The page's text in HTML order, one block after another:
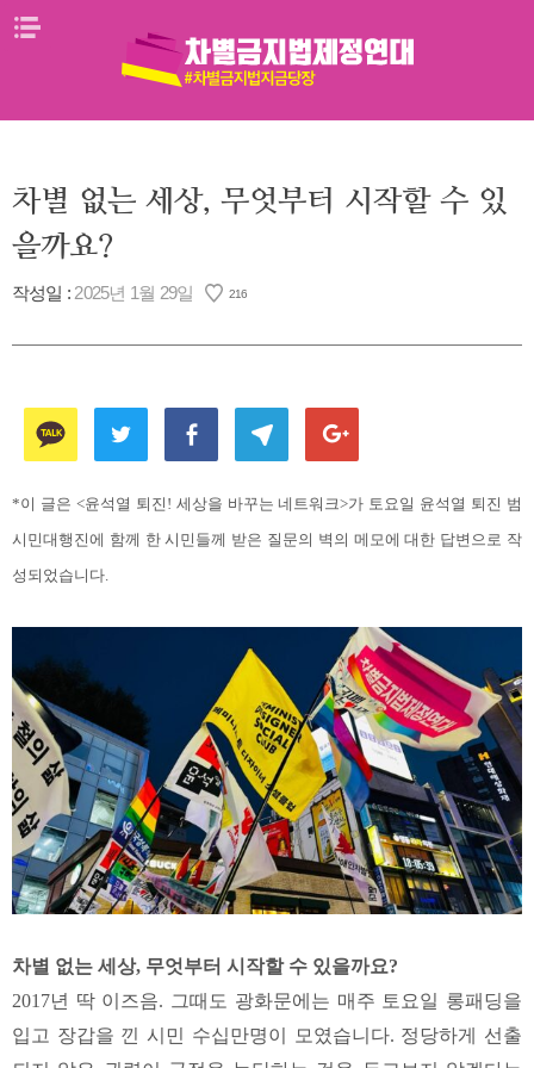
Skip
차별 없는 세상, 무엇부터 시작할 수 있
을까요?
작성일 : 2025년 1월 29일 216
*이 글은 <윤석열 퇴진! 세상을 바꾸는 네트워크>가 토요일 윤석열 퇴진 범
시민대행진에 함께 한 시민들께 받은 질문의 벽의 메모에 대한 답변으로 작
성되었습니다.
차별 없는 세상, 무엇부터 시작할 수 있을까요?
2017년 딱 이즈음. 그때도 광화문에는 매주 토요일 롱패딩을
입고 장갑을 낀 시민 수십만명이 모였습니다. 정당하게 선출